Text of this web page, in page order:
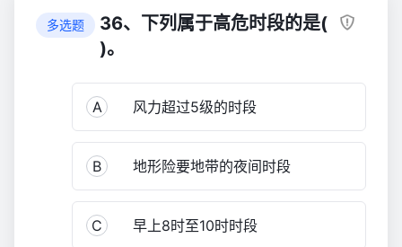
多选题
36、下列属于高危时段的是(
)。
A 风力超过5级的时段
B 地形险要地带的夜间时段
C 早上8时至10时时段